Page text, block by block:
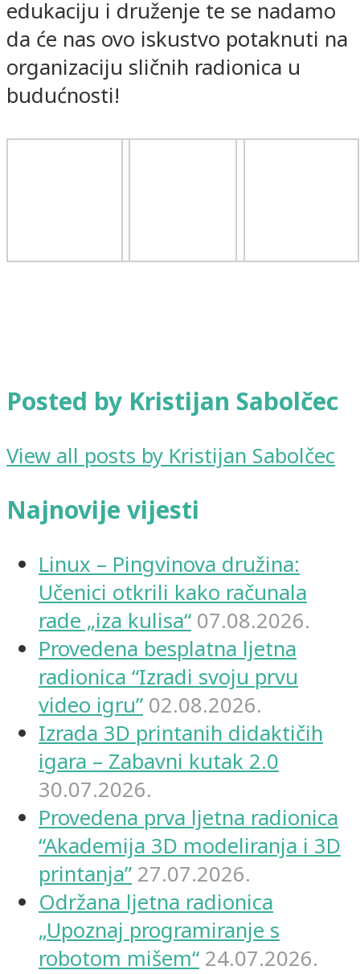
edukaciju i druženje te se nadamo
da će nas ovo iskustvo potaknuti na
organizaciju sličnih radionica u
budućnosti!
Posted by Kristijan Sabolčec
View all posts by Kristijan Sabolčec
Najnovije vijesti
Linux – Pingvinova družina:
Učenici otkrili kako računala
rade „iza kulisa“ 07.08.2026.
Provedena besplatna ljetna
radionica “Izradi svoju prvu
video igru” 02.08.2026.
Izrada 3D printanih didaktičih
igara – Zabavni kutak 2.0
30.07.2026.
Provedena prva ljetna radionica
“Akademija 3D modeliranja i 3D
printanja” 27.07.2026.
Održana ljetna radionica
„Upoznaj programiranje s
robotom mišem“ 24.07.2026.